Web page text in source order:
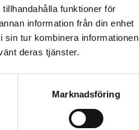
funktioner för
information från din enhet
tur kombinera informationen
deras tjänster.
Marknadsföring
och återhämtning. Starta dagen